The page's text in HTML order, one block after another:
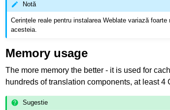
Notă
Cerințele reale pentru instalarea Weblate variază
acesteia.
Memory usage
The more memory the better - it is used for
hundreds of translation components, at least 4
Sugestie